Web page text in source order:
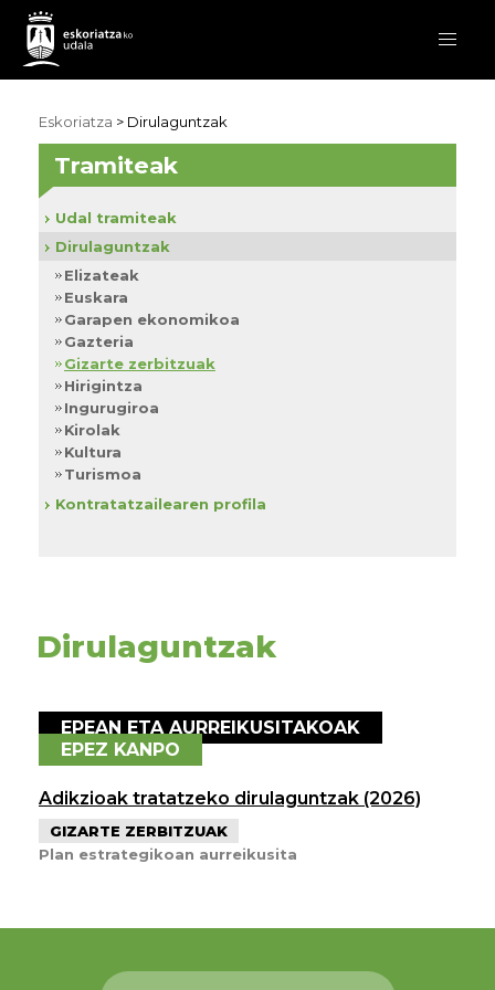
Eskoriatza > Dirulaguntzak
Dirulaguntzak
EPEAN ETA AURREIKUSITAKOAK
EPEZ KANPO
Adikzioak tratatzeko dirulaguntzak (2026)
GIZARTE ZERBITZUAK
Plan estrategikoan aurreikusita
Tramiteak
Udal tramiteak
Dirulaguntzak
Elizateak
Euskara
Garapen ekonomikoa
Gazteria
Gizarte zerbitzuak
Hirigintza
Ingurugiroa
Kirolak
Kultura
Turismoa
Kontratatzailearen profila